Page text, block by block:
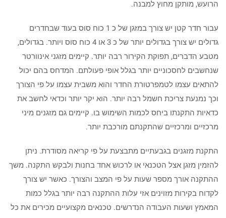
הרועש, מותקן מחוץ למבנה.
עבור חדר קטן יש צורך במזגן של כ 1 כוח סוס בעוד שבחדרים
גדולים יש צורך בגדולים יותר של כ 3 או 4 כוח סוס ויותר. בגדולים,
מטבע הדברים, תפוקת הקירור רבה יותר. קיימים מזגני אינוורטר
שנחשבים לחסכוניים יותר בגלל אופי פעולתם. המדחס בהם יכול
להתאים עצמו לטמפרטורת החדר והוא משבית עצמו על פי הצורך
וכך נמנעת צריכת חשמל רבה יותר. הוא יקר יותר וכדאי לחשב את
כדאיות התקנתו ביחס לכמות השימוש בו. קיימים גם מזגנים מיני
מרכזיים ומרכזיים שהתקנתם מורכבת יותר.
התקנת מזגנים בגבעתיים מתבצעת על פי קריאה מסודרת. ניתן
להזמין מזגן אצל הטכנאי או לרכוש אחד בחנות ולבקש התקנה. משך
ההתקנה אורך מספר שעות על פי המצב והצורך. כאשר יש צורך
לקדוח בקירות מזוינים אזי עלות ההתקנה רבה יותר בגלל כמות
המאמץ ושעות העבודה הנדרשים. טכנאים מקצועיים מכירים את כל